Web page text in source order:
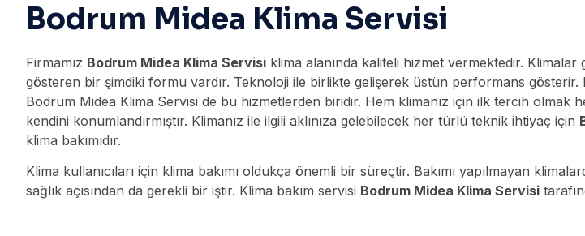
Bodrum Midea Klima Servisi
Firmamız Bodrum Midea Klima Servisi klima alanında kaliteli hizmet vermektedir.
gösteren bir şimdiki formu vardır. Teknoloji ile birlikte gelişerek üstün performans gösterir.
Bodrum Midea Klima Servisi de bu hizmetlerden biridir. Hem klimanız için ilk tercih olmak
kendini konumlandırmıştır. Klimanız ile ilgili aklınıza gelebilecek her türlü teknik ihtiyaç için
klima bakımıdır.
Klima kullanıcıları için klima bakımı oldukça önemli bir süreçtir. Bakımı yapılmayan
sağlık açısından da gerekli bir iştir. Klima bakım servisi Bodrum Midea Klima Servisi